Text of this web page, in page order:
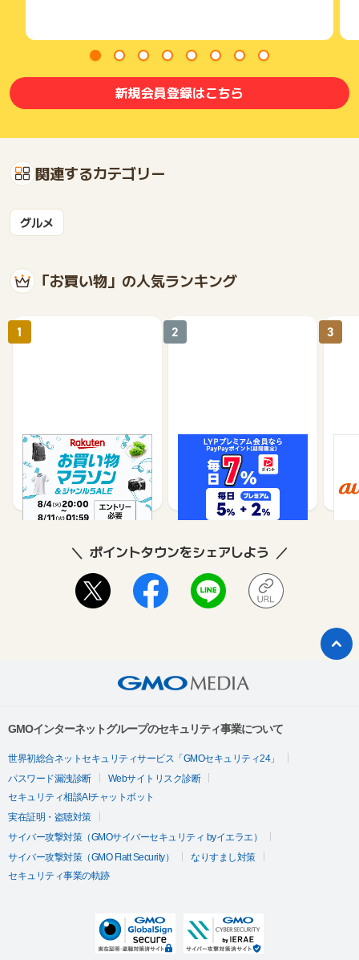
新規会員登録はこちら
関連するカテゴリー
グルメ
「お買い物」の人気ランキング
楽天市場
1%
1
Yahoo!ショッピング
1%
2 3
ポイントタウンをシェアしよう
GMOインターネットグループのセキュリティ事業について
世界初総合ネットセキュリティサービス「GMOセキュリティ24」
パスワード漏洩診断
Webサイトリスク診断
セキュリティ相談AIチャットボット
実在証明・盗聴対策
サイバー攻撃対策（GMOサイバーセキュリティ byイエラエ）
サイバー攻撃対策（GMO Flatt Security）
なりすまし対策
セキュリティ事業の軌跡